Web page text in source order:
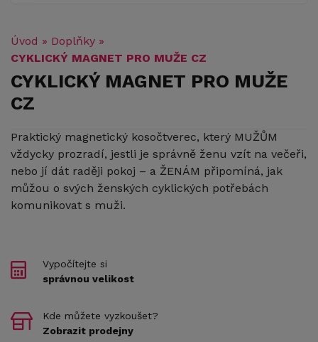
Úvod » Doplňky »
CYKLICKÝ MAGNET PRO MUŽE CZ
CYKLICKÝ MAGNET PRO MUŽE
CZ
Praktický magnetický kosočtverec, který MUŽŮM
vždycky prozradí, jestli je správně ženu vzít na večeři,
nebo jí dát raději pokoj – a ŽENÁM připomíná, jak
můžou o svých ženských cyklických potřebách
komunikovat s muži.
Vypočítejte si
správnou velikost
Kde můžete vyzkoušet?
Zobrazit prodejny